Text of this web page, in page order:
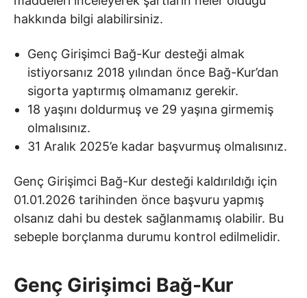
hakkında bilgi alabilirsiniz.
Genç Girişimci Bağ-Kur desteği almak
istiyorsanız 2018 yılından önce Bağ-Kur’dan
sigorta yaptırmış olmamanız gerekir.
18 yaşını doldurmuş ve 29 yaşına girmemiş
olmalısınız.
31 Aralık 2025’e kadar başvurmuş olmalısınız.
Genç Girişimci Bağ-Kur desteği kaldırıldığı için
01.01.2026 tarihinden önce başvuru yapmış
olsanız dahi bu destek sağlanmamış olabilir. Bu
sebeple borçlanma durumu kontrol edilmelidir.
Genç Girişimci Bağ-Kur